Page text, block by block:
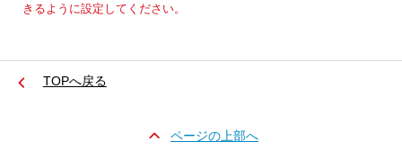
きるように設定してください。
TOPへ戻る
ページの上部へ